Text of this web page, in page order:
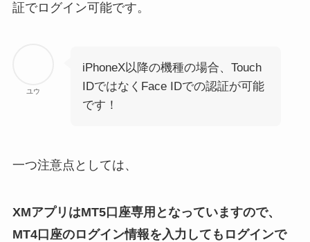
証でログイン可能です。
ユウ
iPhoneX以降の機種の場合、Touch
IDではなくFace IDでの認証が可能
です！
一つ注意点としては、
XMアプリはMT5口座専用となっていますので、
MT4口座のログイン情報を入力してもログインで